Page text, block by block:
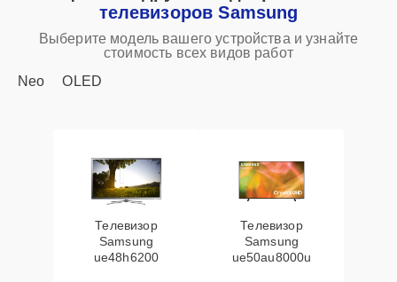
телевизоров Samsung
Выберите модель вашего устройства и узнайте
стоимость всех видов работ
Neo
OLED
Телевизор
Samsung
ue48h6200
Телевизор
Samsung
ue50au8000u